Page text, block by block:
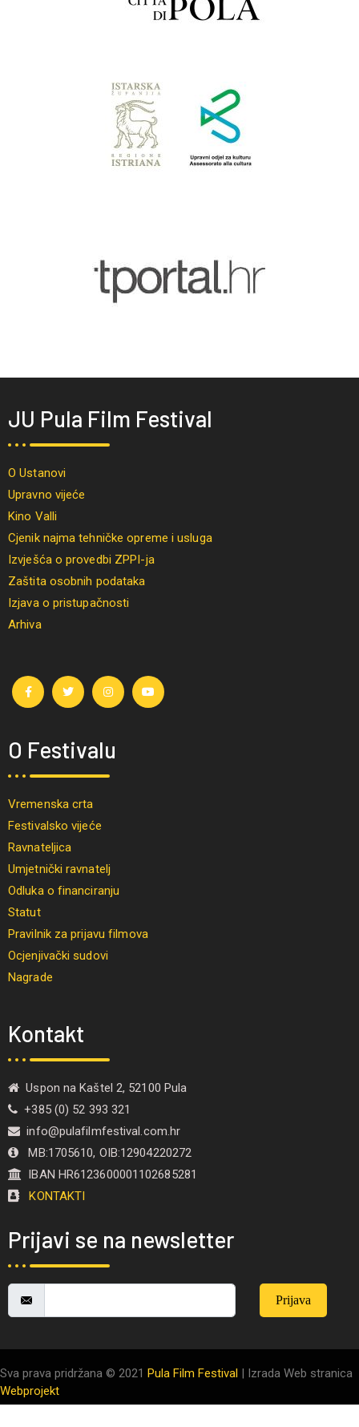
JU Pula Film Festival
O Ustanovi
Upravno vijeće
Kino Valli
Cjenik najma tehničke opreme i usluga
Izvješća o provedbi ZPPI-ja
Zaštita osobnih podataka
Izjava o pristupačnosti
Arhiva
O Festivalu
Vremenska crta
Festivalsko vijeće
Ravnateljica
Umjetnički ravnatelj
Odluka o financiranju
Statut
Pravilnik za prijavu filmova
Ocjenjivački sudovi
Nagrade
Kontakt
Uspon na Kaštel 2, 52100 Pula
+385 (0) 52 393 321
info@pulafilmfestival.com.hr
MB:1705610, OIB:12904220272
IBAN HR6123600001102685281
KONTAKTI
Prijavi se na newsletter
Prijava
Sva prava pridržana © 2021 Pula Film Festival | Izrada Web stranica
Webprojekt